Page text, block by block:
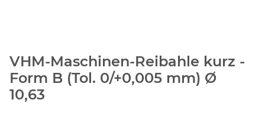
VHM-Maschinen-Reibahle kurz -
Form B (Tol. 0/+0,005 mm) Ø
10,63